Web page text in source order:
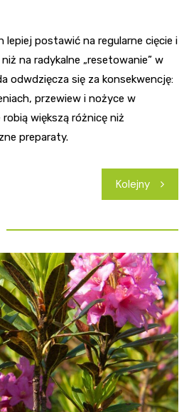
lepiej postawić na regularne cięcie i
na radykalne „resetowanie” w
odwdzięcza się za konsekwencję:
przewiew i nożyce w
większą różnicę niż
preparaty.
Kolejny